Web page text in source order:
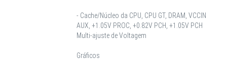
- Cache/Núcleo da CPU, CPU GT, DRAM, VCCIN
AUX, +1.05V PROC, +0.82V PCH, +1.05V PCH
Multi-ajuste de Voltagem
Gráficos